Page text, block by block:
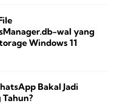
wal yang
Windows 11
Bakal Jadi